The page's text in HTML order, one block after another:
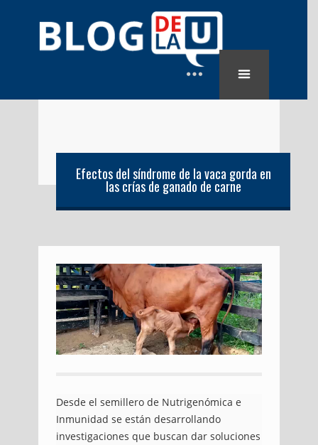
Efectos del síndrome de la vaca gorda en
las crías de ganado de carne
Desde el semillero de Nutrigenómica e
Inmunidad se están desarrollando
investigaciones que buscan dar soluciones